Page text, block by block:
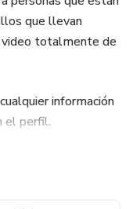
que llevan
video totalmente de
información
el perfil.